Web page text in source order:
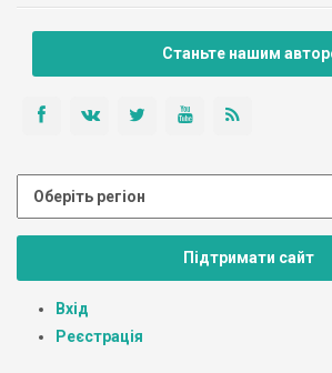
Станьте нашим
Підтримати сайт
Вхід
Реєстрація